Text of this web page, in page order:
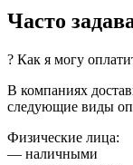
Часто
? Как я могу
В компаниях
следующие виды
Физические лица:
— наличными